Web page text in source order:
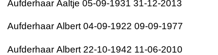
Aufderhaar Aaltje 05-09-1931 31-12-2013
Aufderhaar Albert04-09-1922 09-09-1977
Aufderhaar Albert 22-10-1942 11-06-2010